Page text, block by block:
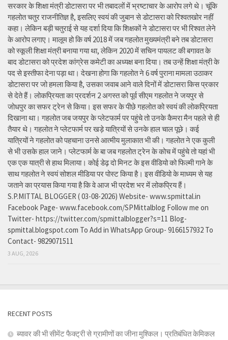
सरकार के शिक्षा मंत्री डोटासरा पर भी तबादलों में भ्रष्टाचार के आरोप लगे थे। चूंकि
गहलोत चतुर राजनीतिज्ञ है, इसलिए स्वयं की जुबान से डोटासरा को रिश्वतखोर नहीं
कहा। लेकिन बड़ी चतुराई से यह दर्शा दिया कि शिक्षकों ने डोटासरा पर भी रिश्वत लेने
के आरोप लगाए। मालूम हो कि वर्ष 2018 में जब गहलोत मुख्यमंत्री बने तब डोटासरा
को स्कूली शिक्षा मंत्री बनाया गया था, लेकिन 2020 में सचिन पायलट की बगावत के
बाद डोटासरा को प्रदेश कांग्रेस कमेटी का अध्यक्ष बना दिया। तब उन्हें शिक्षा मंत्री के
पद से इस्तीफा देना पड़ा था। देखना होगा कि गहलोत ने 6 वर्ष पुराना मामला उठाकर
डोटासरा पर जो हमला किया है, उसका जवाब आने वाले दिनों में डोटासरा किस प्रकार
से देते हैं। लोकप्रियता का प्रदर्शन 2 अगस्त को पूर्व सीएम गहलोत ने जयपुर से
जोधपुर का सफर ट्रेन से किया। इस सफर के पीछे गहलोत को स्वयं की लोकप्रियता
दिखाना था। गहलोत जब जयपुर के प्लेटफार्म पर पहुंचे तो उनके कैमरा मैन पहले से ही
तैयार थे। गहलोत ने प्लेटफार्म पर खड़े यात्रियों से उनके हाल चाल पूछे। कई
यात्रियों ने गहलोत को पहचाना उनसे आत्मीय मुलाकात भी की। गहलोत ने एक कुली
से भी उसके हाल जाने। प्लेटफार्म के बा जब गहलोत ट्रेन के कोच में पहुंचे तो यहां भी
एक एक यात्री से हाथ मिलाया। कोई डेढ़ दो मिनट के इस वीडियो को फिल्मी गाने के
साथ गहलोत ने स्वयं सोशल मीडिया पर पोस्ट किया है। इस वीडियो के माध्यम से यह
जताने का प्रयास किया गया है कि वे आज भी प्रदेश भर में लोकप्रिय हैं।
S.P.MITTAL BLOGGER ( 03-08-2026) Website- www.spmittal.in
Facebook Page- www.facebook.com/SPMittalblog Follow me on
Twitter- https://twitter.com/spmittalblogger?s=11 Blog-
spmittal.blogspot.com To Add in WhatsApp Group- 9166157932 To
Contact- 9829071511
3 AUG, 2026
RECENT POSTS
ब्यावर की भी सीमेंट फैक्ट्री से ग्रामीणों का जीना मुश्किल। प्रतिबंधित केमिकल